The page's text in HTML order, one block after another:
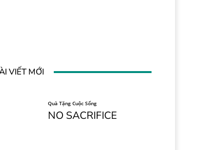
VIẾT MỚI
Quà Tặng Cuộc Sống
NO SACRIFICE